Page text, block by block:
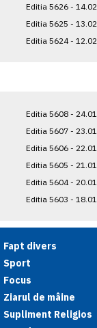
Editia 5626 - 14.02
Editia 5625 - 13.02
Editia 5624 - 12.02
Editia 5608 - 24.01
Editia 5607 - 23.01
Editia 5606 - 22.01
Editia 5605 - 21.01
Editia 5604 - 20.01
Editia 5603 - 18.01
Fapt divers
Sport
Focus
Ziarul de mâine
Supliment Religios